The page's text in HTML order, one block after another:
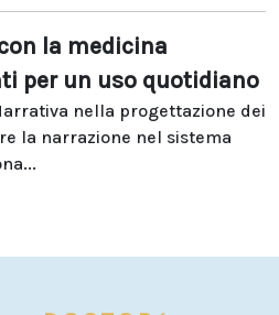
la medicina
per un uso quotidiano
nella progettazione dei
la narrazione nel sistema